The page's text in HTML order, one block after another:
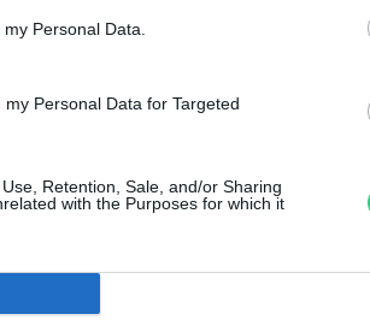
Personal Data.
Personal Data for Targeted
Retention, Sale, and/or Sharing
with the Purposes for which it
hőakadály
el tanítási
ban